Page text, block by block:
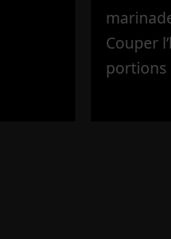
Couper
portions